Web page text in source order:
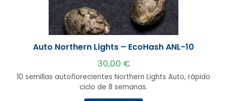
Auto Northern Lights – EcoHash ANL-10
30,00 €
10 semillas autoflorecientes Northern Lights Auto, rápido
ciclo de 8 semanas.